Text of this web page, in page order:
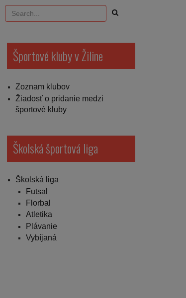
Športové kluby v Žiline
Zoznam klubov
Žiadosť o pridanie medzi
športové kluby
Školská športová liga
Školská liga
Futsal
Florbal
Atletika
Plávanie
Vybíjaná